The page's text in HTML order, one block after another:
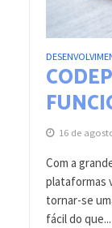
16 de
Com a
plataformas
tornar-se
fácil do que...